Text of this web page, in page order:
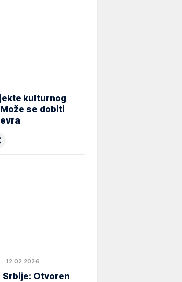
kulturnog
se dobiti
12.02.2026.
Otvoren